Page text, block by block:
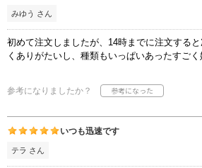
みゆう さん
初めて注文しましたが、14時までに注文する
くありがたいし、種類もいっぱいあったすごく
参考になりましたか？
いつも迅速です
テラ さん